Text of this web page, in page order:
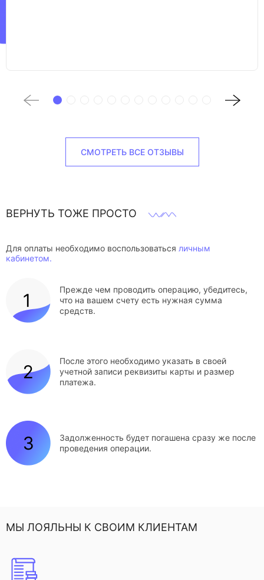
СМОТРЕТЬ ВСЕ ОТЗЫВЫ
ВЕРНУТЬ ТОЖЕ ПРОСТО
Для оплаты необходимо воспользоваться личным
кабинетом.
Прежде чем проводить операцию, убедитесь,
что на вашем счету есть нужная сумма
средств.
После этого необходимо указать в своей
учетной записи реквизиты карты и размер
платежа.
Задолженность будет погашена сразу же после
проведения операции.
МЫ ЛОЯЛЬНЫ К СВОИМ КЛИЕНТАМ